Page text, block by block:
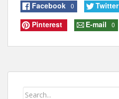
Facebook 0 Twitter
Pinterest E-mail 0